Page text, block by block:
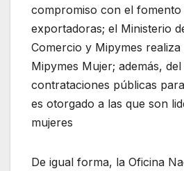
compromiso con el fomento
exportadoras; el Ministerio
Comercio y Mipymes
Mipymes Mujer; además,
contrataciones públicas
es otorgado a las que son
mujeres
De igual forma, la Oficina